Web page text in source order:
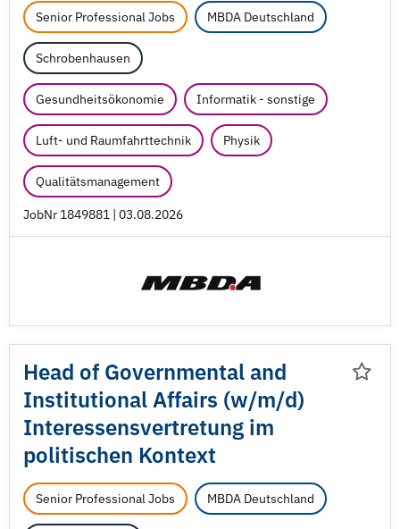
Senior Professional Jobs MBDA Deutschland
Schrobenhausen
Gesundheitsökonomie Informatik - sonstige
Luft- und Raumfahrttechnik Physik
Qualitätsmanagement
JobNr 1849881 | 03.08.2026
Head of Governmental and
Institutional Affairs (w/m/d)
Interessensvertretung im
politischen Kontext
Senior Professional Jobs MBDA Deutschland